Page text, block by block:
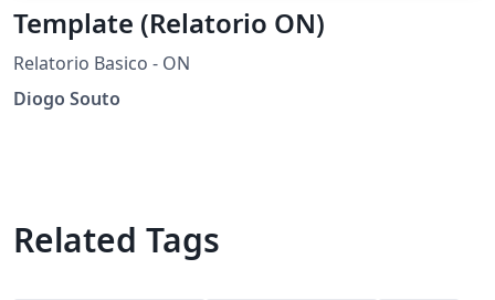
Template (Relatorio ON)
Relatorio Basico - ON
Diogo Souto
Related Tags